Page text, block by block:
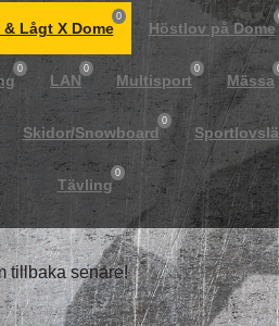
& Lågt X Dome
0
Höstlov på Dome
0
LAN
0
Multisport
0
Mässa
Skidor/Snowboard
0
Tävling
0
tillbaka senare!